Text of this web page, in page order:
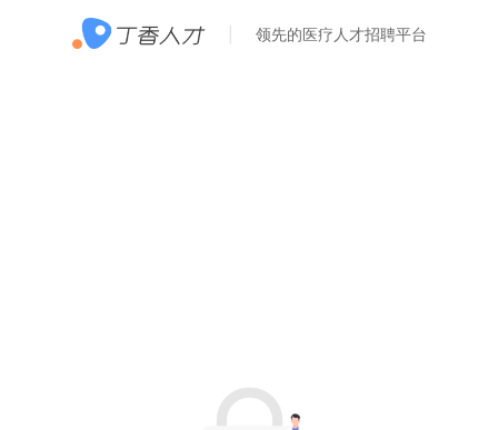
领先的医疗人才招聘平台